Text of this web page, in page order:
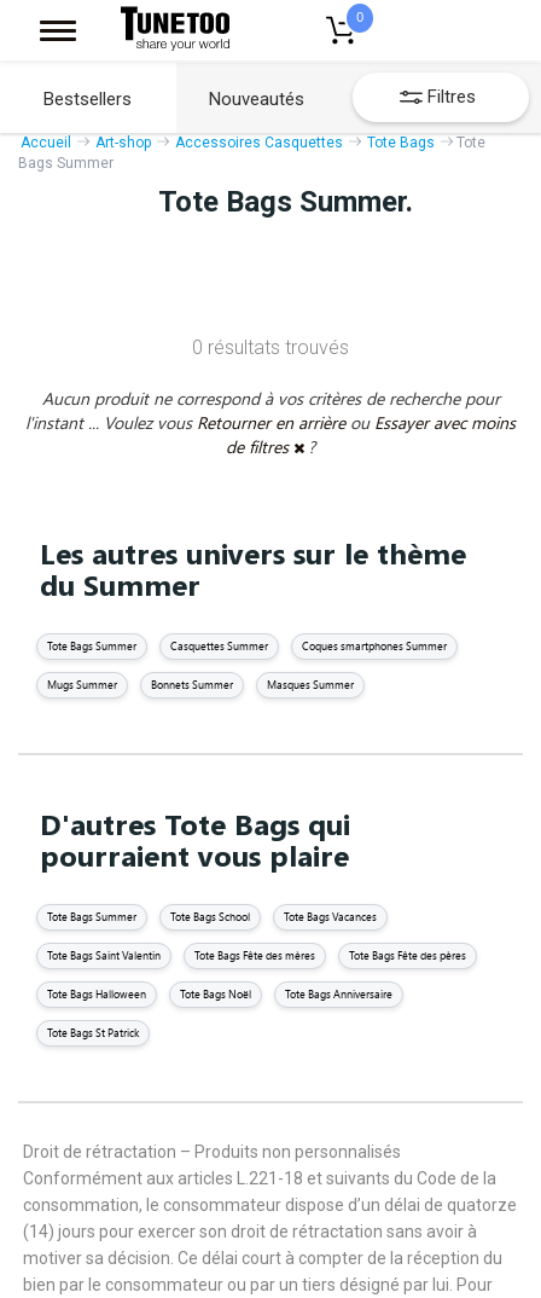
0
Bestsellers Nouveautés Filtres
Accueil Art-shop Accessoires Casquettes Tote Bags
Tote
Bags Summer
Tote Bags Summer.
0 résultats trouvés
Aucun produit ne correspond à vos critères de recherche pour
l'instant ... Voulez vous Retourner en arrière ou Essayer avec moins
de filtres
?
Les autres univers sur le thème
du Summer
Tote Bags Summer Casquettes Summer Coques smartphones Summer
Mugs Summer Bonnets Summer Masques Summer
D'autres Tote Bags qui
pourraient vous plaire
Tote Bags Summer Tote Bags School Tote Bags Vacances
Tote Bags Saint Valentin Tote Bags Fête des mères Tote Bags Fête des pères
Tote Bags Halloween Tote Bags Noël Tote Bags Anniversaire
Tote Bags St Patrick
Droit de rétractation – Produits non personnalisés
Conformément aux articles L.221-18 et suivants du Code de la
consommation, le consommateur dispose d’un délai de quatorze
(14) jours pour exercer son droit de rétractation sans avoir à
motiver sa décision. Ce délai court à compter de la réception du
bien par le consommateur ou par un tiers désigné par lui. Pour